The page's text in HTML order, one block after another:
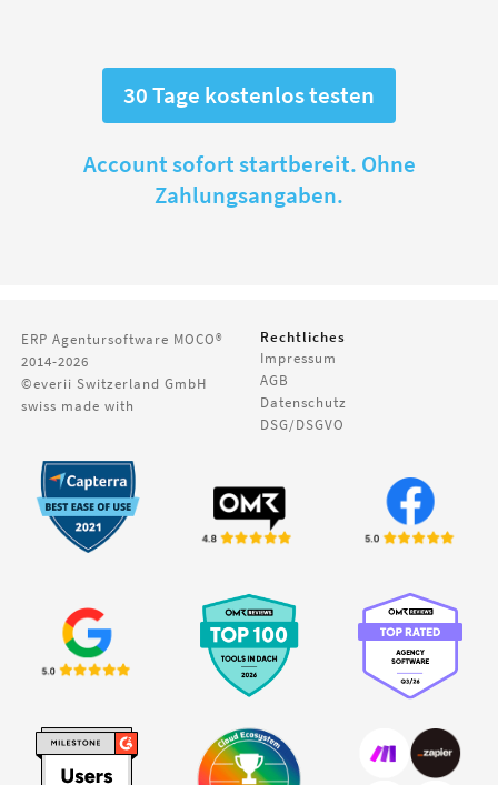
30 Tage kostenlos testen
Account sofort startbereit. Ohne
Zahlungsangaben.
ERP Agentursoftware MOCO®
2014-2026
©everii Switzerland GmbH
swiss made with
Rechtliches
Impressum
AGB
Datenschutz
DSG/DSGVO